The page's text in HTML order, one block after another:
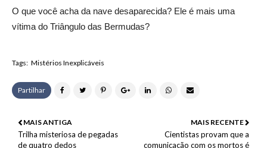
O que você acha da nave desaparecida? Ele é mais uma
vítima do Triângulo das Bermudas?
Tags: Mistérios Inexplicáveis
Partilhar
MAIS RECENTE
Cientistas provam que a
comunicação com os mortos é
MAIS ANTIGA
Trilha misteriosa de pegadas
de quatro dedos